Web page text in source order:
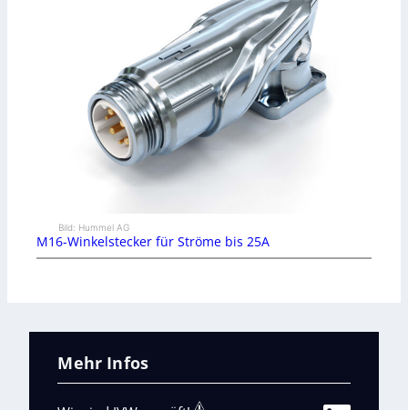
Bild: Hummel AG
M16-Winkelstecker für Ströme bis 25A
Mehr Infos